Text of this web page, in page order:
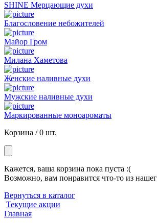
SHINE Мерцающие духи
Благословение небожителей
Майор Гром
Милана Хаметова
Женские наливные духи
Мужские наливные духи
Маркированные моноароматы
Корзина /0 шт.
Кажется, ваша корзина пока пуста :(
Возможно, вам понравится что-то из
Вернуться в каталог
Текущие акции
Главная